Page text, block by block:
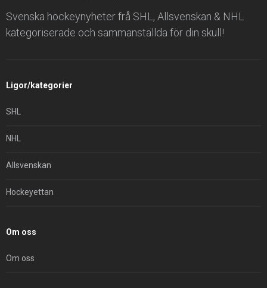
Svenska hockeynyheter frå SHL, Allsvenskan & NHL
kategoriserade och sammanställda för din skull!
Ligor/kategorier
SHL
NHL
Allsvenskan
Hockeyettan
Om oss
Om oss